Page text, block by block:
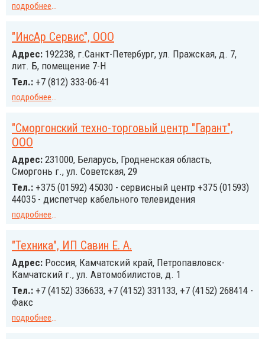
подробнее...
"ИнсАр Сервис", ООО
Адрес: 192238, г.Санкт-Петербург, ул. Пражская, д. 7,
лит. Б, помещение 7-Н
Тел.: +7 (812) 333-06-41
подробнее...
"Сморгонский техно-торговый центр "Гарант",
ООО
Адрес: 231000, Беларусь, Гродненская область,
Сморгонь г., ул. Советская, 29
Тел.: +375 (01592) 45030 - сервисный центр +375 (01593)
44035 - диспетчер кабельного телевидения
подробнее...
"Техника", ИП Савин Е. А.
Адрес: Россия, Камчатский край, Петропавловск-
Камчатский г., ул. Автомобилистов, д. 1
Тел.: +7 (4152) 336633, +7 (4152) 331133, +7 (4152) 268414 -
Факс
подробнее...